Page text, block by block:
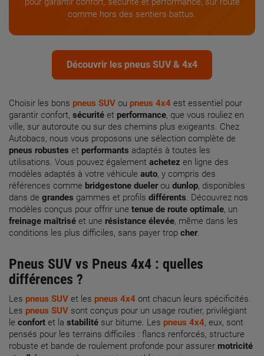
comme hors des sentiers battus.
Découvrir les pneus SUV & 4x4
Choisir les bons pneus SUV ou pneus 4x4 est essentiel pour
garantir confort, sécurité et performance, que vous rouliez en
ville, sur autoroute ou sur des chemins plus exigeants. Chez
Autobacs, nous vous proposons une sélection complète de
pneus robustes et performants adaptés à toutes les
utilisations. Vous pouvez également achetez en ligne des
modèles adaptés à votre véhicule auto, y compris des
références comme bridgestone duelerou dunlop, disponibles
dans de grandes gammes et profils différents. Découvrez nos
modèles conçus pour offrir une tenue de route optimale, un
freinage maîtrisé et une résistance élevée, même dans les
conditions les plus difficiles, sans payer trop cher.
Pneus SUV vs Pneus 4x4 : quelles
différences ?
Les pneus SUV et les pneus 4x4 ont chacun leurs spécificités.
Les pneus SUV sont conçus pour un usage routier, privilégiant
le confort et la stabilité sur bitume. Les pneus 4x4, eux, sont
pensés pour les terrains difficiles : flancs renforcés, structure
robuste et bande de roulement profonde pour assurer motricité